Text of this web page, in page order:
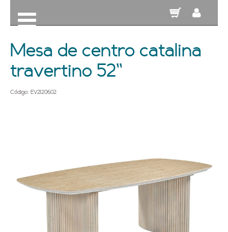
Mesa de centro catalina
travertino 52''
Código: EV2120602